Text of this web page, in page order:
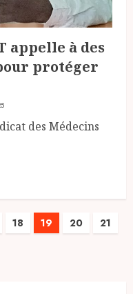
appelle à des
protéger
des Médecins
18 19 20
21